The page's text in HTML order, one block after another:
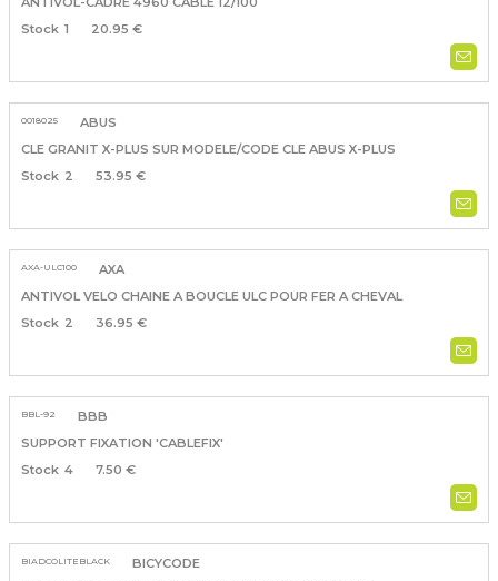
1
20.95 €
0018025
ABUS
CLE GRANIT X-PLUS SUR MODELE/CODE CLE ABUS X-PLUS
2
53.95 €
AXA-ULC100
AXA
ANTIVOL VELO CHAINE A BOUCLE ULC POUR FER A CHEVAL
2
36.95 €
BBL-92
BBB
SUPPORT FIXATION 'CABLEFIX'
4
7.50 €
BIADCOLITEBLACK
BICYCODE